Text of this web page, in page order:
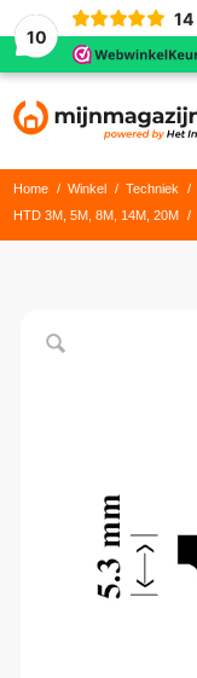
10
14
Home / Winkel / Techniek /
HTD 3M, 5M, 8M, 14M, 20M
/